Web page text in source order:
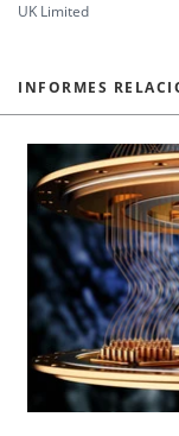
UK Limited
INFORMES